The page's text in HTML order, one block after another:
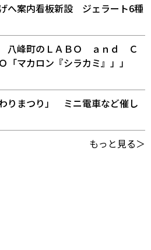
へ案内看板新設 ジェラート6種
八峰町のＬＡＢＯ ａｎｄ Ｃ
「マカロン『シラカミ』」」
りまつり」 ミニ電車など催し
もっと見る＞